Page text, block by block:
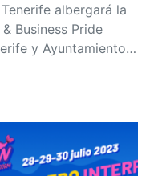
albergará la
Business Pride
y Ayuntamiento…